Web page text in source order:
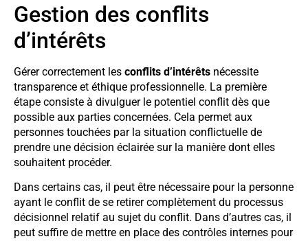
Gestion des conflits
d’intérêts
Gérer correctement les conflits d’intérêts nécessite
transparence et éthique professionnelle. La première
étape consiste à divulguer le potentiel conflit dès que
possible aux parties concernées. Cela permet aux
personnes touchées par la situation conflictuelle de
prendre une décision éclairée sur la manière dont elles
souhaitent procéder.
Dans certains cas, il peut être nécessaire pour la personne
ayant le conflit de se retirer complètement du processus
décisionnel relatif au sujet du conflit. Dans d’autres cas, il
peut suffire de mettre en place des contrôles internes pour